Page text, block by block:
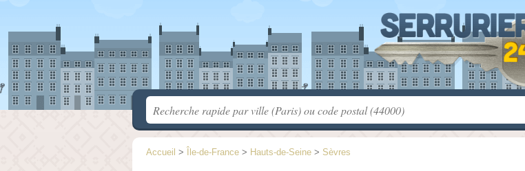
Accueil > Île-de-France > Hauts-de-Seine > Sèvres